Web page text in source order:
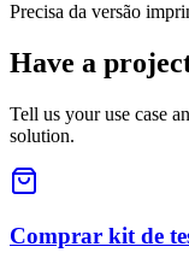
Precisa da versão
Have a
Tell us your use case
solution.
Comprar kit de